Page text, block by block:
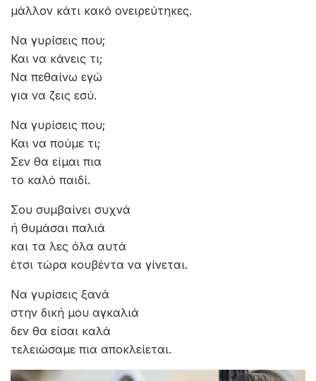
μάλλον κάτι κακό ονειρεύτηκες.
Να γυρίσεις που;
Και να κάνεις τι;
Να πεθαίνω εγώ
για να ζεις εσύ.
Να γυρίσεις που;
Και να πούμε τι;
Σεν θα είμαι πια
το καλό παιδί.
Σου συμβαίνει συχνά
ή θυμάσαι παλιά
και τα λες όλα αυτά
έτσι τώρα κουβέντα να γίνεται.
Να γυρίσεις ξανά
στην δική μου αγκαλιά
δεν θα είσαι καλά
τελειώσαμε πια αποκλείεται.